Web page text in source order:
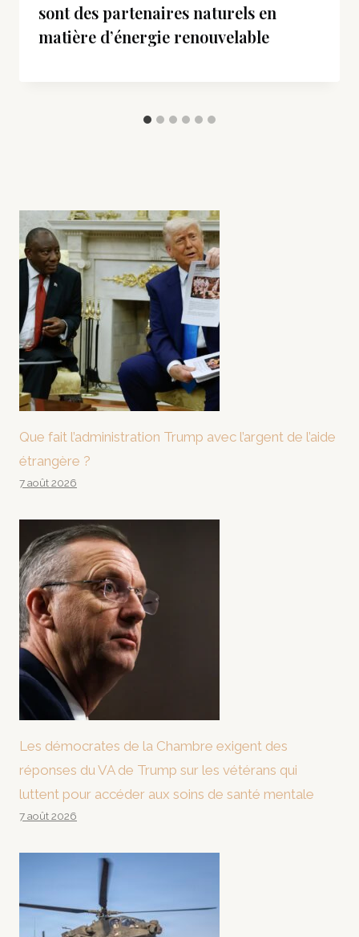
sont des partenaires naturels en
matière d’énergie renouvelable
Que fait l’administration Trump avec l’argent de l’aide
étrangère ?
7 août 2026
Les démocrates de la Chambre exigent des
réponses du VA de Trump sur les vétérans qui
luttent pour accéder aux soins de santé mentale
7 août 2026